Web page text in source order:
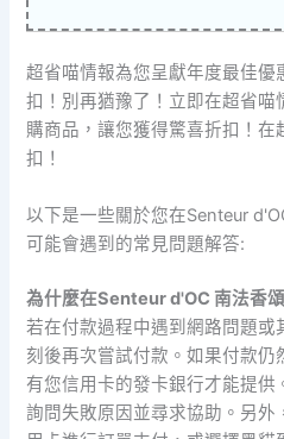
超省喵情報為您呈獻年度最佳優
扣！別再猶豫了！立即在超省喵
購商品，讓您獲得驚喜折扣！在
扣！
以下是一些關於您在Senteur
可能會遇到的常見問題解答:
為什麼在Senteur d'OC 南法香
若在付款過程中遇到網路問題或
刻後再次嘗試付款。如果付款仍
有您信用卡的發卡銀行才能提供
詢問失敗原因並尋求協助。另外